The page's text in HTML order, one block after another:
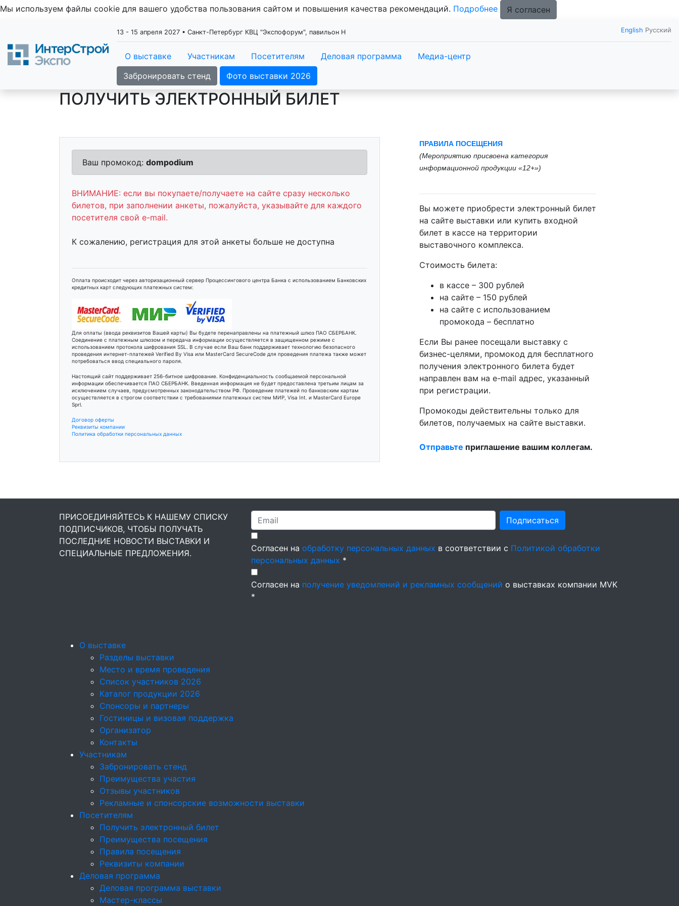
Мы используем файлы cookie для вашего удобства пользования сайтом и повышения качества рекомендаций. Подробнее Я согласен
13 - 15 апреля 2027 • Санкт-Петербург КВЦ "Экспофорум", павильон Н English Русский
О выставке Участникам Посетителям Деловая программа
Медиа-центр
Забронировать стенд
Фото выставки 2026
ПОЛУЧИТЬ ЭЛЕКТРОННЫЙ БИЛЕТ
Ваш промокод: dompodium
ВНИМАНИЕ: если вы покупаете/получаете на сайте сразу несколько
билетов, при заполнении анкеты, пожалуйста, указывайте для каждого
посетителя свой e-mail.
К сожалению, регистрация для этой анкеты больше не доступна
Оплата происходит через авторизационный сервер Процессингового центра Банка с использованием Банковских
кредитных карт следующих платежных систем:
Для оплаты (ввода реквизитов Вашей карты) Вы будете перенаправлены на платежный шлюз ПАО СБЕРБАНК.
Соединение с платежным шлюзом и передача информации осуществляется в защищенном режиме с
использованием протокола шифрования SSL. В случае если Ваш банк поддерживает технологию безопасного
проведения интернет-платежей Verified By Visa или MasterCard SecureCode для проведения платежа также может
потребоваться ввод специального пароля.
Настоящий сайт поддерживает 256-битное шифрование. Конфиденциальность сообщаемой персональной
информации обеспечивается ПАО СБЕРБАНК. Введенная информация не будет предоставлена третьим лицам за
исключением случаев, предусмотренных законодательством РФ. Проведение платежей по банковским картам
осуществляется в строгом соответствии с требованиями платежных систем МИР, Visa Int. и MasterCard Europe
Sprl.
Договор оферты
Реквизиты компании
Политика обработки персональных данных
ПРАВИЛА ПОСЕЩЕНИЯ
(Мероприятию присвоена категория
информационной продукции «12+»)
Вы можете приобрести электронный билет
на сайте выставки или купить входной
билет в кассе на территории
выставочного комплекса.
Стоимость билета:
в кассе – 300 рублей
на сайте – 150 рублей
на сайте с использованием
промокода – бесплатно
Если Вы ранее посещали выставку c
бизнес-целями, промокод для бесплатного
получения электронного билета будет
направлен вам на e-mail адрес, указанный
при регистрации.
Промокоды действительны только для
билетов, получаемых на сайте выставки.
Отправьте приглашение вашим коллегам.
ПРИСОЕДИНЯЙТЕСЬ К НАШЕМУ СПИСКУ
ПОДПИСЧИКОВ, ЧТОБЫ ПОЛУЧАТЬ
ПОСЛЕДНИЕ НОВОСТИ ВЫСТАВКИ И
СПЕЦИАЛЬНЫЕ ПРЕДЛОЖЕНИЯ.
Подписаться
Согласен на обработку персональных данных в соответствии с Политикой обработки
персональных данных *
Согласен на получение уведомлений и рекламных сообщений о выставках компании MVK
*
О выставке
Разделы выставки
Место и время проведения
Список участников 2026
Каталог продукции 2026
Спонсоры и партнеры
Гостиницы и визовая поддержка
Организатор
Контакты
Участникам
Забронировать стенд
Преимущества участия
Отзывы участников
Рекламные и спонсорские возможности выставки
Посетителям
Получить электронный билет
Преимущества посещения
Правила посещения
Реквизиты компании
Деловая программа
Деловая программа выставки
Мастер-классы